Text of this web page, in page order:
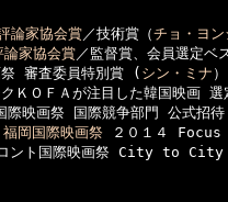
論家協会賞／技術賞（チョ・ヨン
論家協会賞／監督賞、会員選定ベ
審査委員特別賞 (
シン・ミナ ）
ＫＯＦＡが注目した韓国映画 選
映画祭 国際競争部門 公式招待
岡国際映画祭 ２０１４
際映画祭 City to City